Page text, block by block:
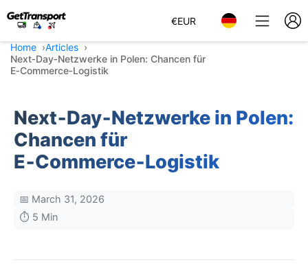
€EUR
Home
Articles
Next‑Day‑Netzwerke in Polen: Chancen für
E‑Commerce‑Logistik
Next‑Day‑Netzwerke in Polen:
Chancen für
E‑Commerce‑Logistik
📅 March 31, 2026
⏱️ 5 Min